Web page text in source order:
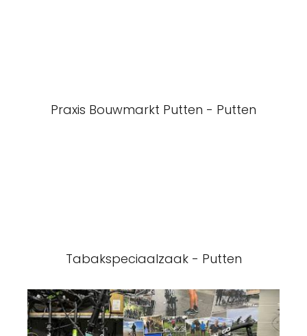
Praxis Bouwmarkt Putten - Putten
Tabakspeciaalzaak - Putten